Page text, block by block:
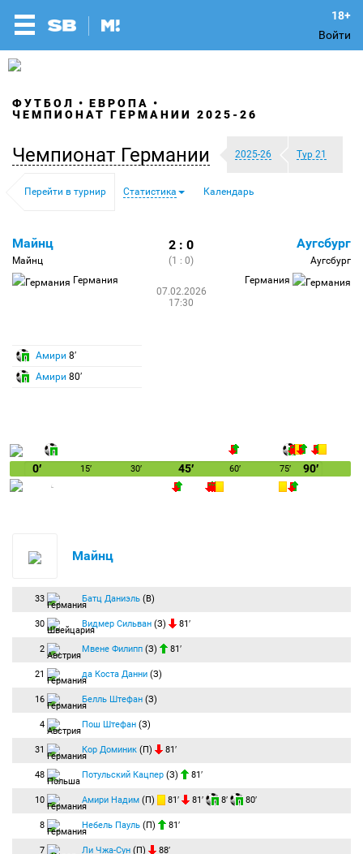
Войти
ФУТБОЛ
ЕВРОПА
ЧЕМПИОНАТ ГЕРМАНИИ 2025-26
Чемпионат Германии 2025-26 Тур 21
Перейти в турнир Статистика Календарь
Майнц
Майнц
Германия
2 : 0
(1 : 0)
07.02.2026
17:30
Аугсбург
Аугсбург
Германия
Амири 8′
Амири 80′
0′ 15′ 30′ 45′ 60′ 75′ 90′
Майнц
33 Батц Даниэль (В)
30 Видмер Сильван (З) 81′
2 Мвене Филипп (З) 81′
21 да Коста Данни (З)
16 Белль Штефан (З)
4 Пош Штефан (З)
31 Кор Доминик (П) 81′
48 Потульский Кацпер (З) 81′
10 Амири Надим (П) 81′ 81′ 8′ 80′
8 Небель Пауль (П) 81′
7 Ли Чжа-Сун (П) 88′